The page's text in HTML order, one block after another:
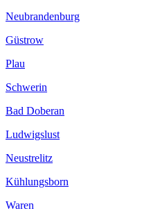
Neubrandenburg
Güstrow
Plau
Schwerin
Bad Doberan
Ludwigslust
Neustrelitz
Kühlungsborn
Waren